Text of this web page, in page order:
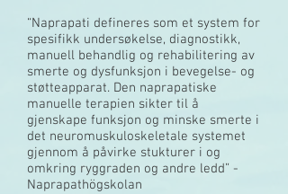
“Naprapati defineres som et system for
spesifikk undersøkelse, diagnostikk,
manuell behandlig og rehabilitering av
smerte og dysfunksjon i bevegelse- og
støtteapparat. Den naprapatiske
manuelle terapien sikter til å
gjenskape funksjon og minske smerte i
det neuromuskuloskeletale systemet
gjennom å påvirke stukturer i og
omkring ryggraden og andre ledd” -
Naprapathögskolan